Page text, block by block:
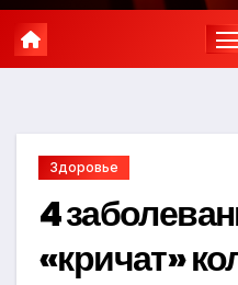
Здоровье
4
«кричат»